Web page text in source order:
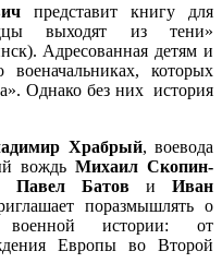
представит книгу для
выходят из тени»
Адресованная детям и
военачальниках, которых
Однако без них история
Храбрый, воевода
вождь Михаил Скопин-
Павел БатовиИван
поразмышлять о
военной истории: от
Европы во Второй